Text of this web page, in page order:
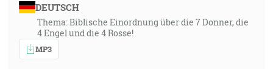
DEUTSCH
Thema: Biblische Einordnung über die 7 Donner, die
4 Engel und die 4 Rosse!
MP3